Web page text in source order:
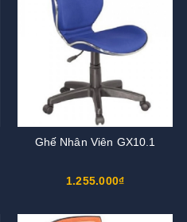
Ghế Nhân Viên GX10.1
1.255.000₫